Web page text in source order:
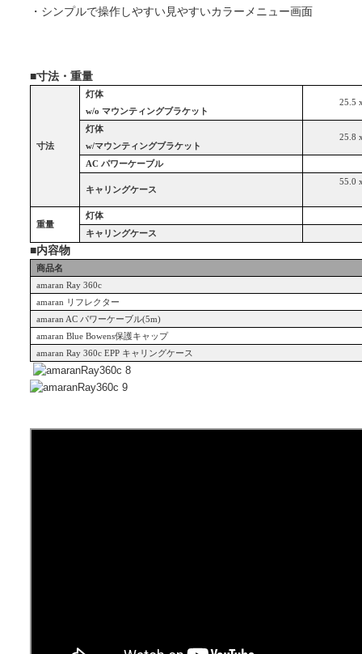
・シンプルで操作しやすい見やすいカラーメニュー画面
■寸法・重量
寸法
灯体
w/o マウンティングブラケット
25.5
灯体
w/マウンティングブラケット
25.8
AC パワーケーブル
キャリングケース
55.0
重量
灯体
キャリングケース
■内容物
商品名
amaran Ray 360c
amaran リフレクター
amaran AC パワーケーブル(5m)
amaran Blue Bowens保護キャップ
amaran Ray 360c EPP キャリングケース